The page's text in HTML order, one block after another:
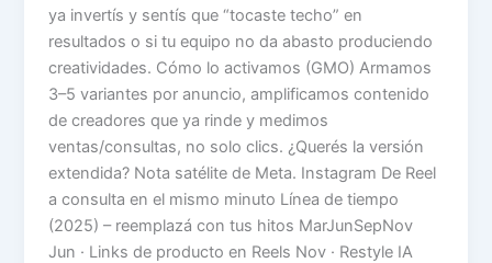
ya invertís y sentís que “tocaste techo” en
resultados o si tu equipo no da abasto produciendo
creatividades. Cómo lo activamos (GMO) Armamos
3–5 variantes por anuncio, amplificamos contenido
de creadores que ya rinde y medimos
ventas/consultas, no solo clics. ¿Querés la versión
extendida? Nota satélite de Meta. Instagram De Reel
a consulta en el mismo minuto Línea de tiempo
(2025) – reemplazá con tus hitos MarJunSepNov
Jun · Links de producto en Reels Nov · Restyle IA